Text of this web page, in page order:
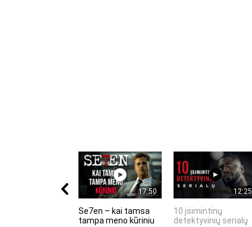
17:50
Se7en – kai tamsa
tampa meno kūriniu
12:25
10 įsimintinų
detektyvinių serialų